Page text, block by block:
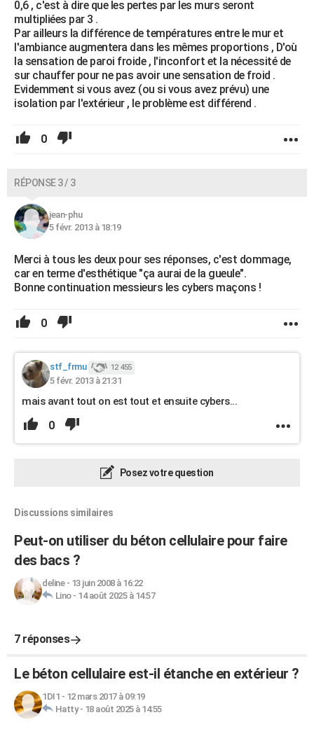
0,6 , c'est à dire que les pertes par les murs seront
multipliées par 3 .
Par ailleurs la différence de températures entre le mur et
l'ambiance augmentera dans les mêmes proportions , D'où
la sensation de paroi froide , l'inconfort et la nécessité de
sur chauffer pour ne pas avoir une sensation de froid .
Evidemment si vous avez (ou si vous avez prévu) une
isolation par l'extérieur , le problème est différend .
0
RÉPONSE 3 / 3
jean-phu
5 févr. 2013 à 18:19
Merci à tous les deux pour ses réponses, c'est dommage,
car en terme d'esthétique "ça aurai de la gueule".
Bonne continuation messieurs les cybers maçons !
0
stf_frmu 12 455
5 févr. 2013 à 21:31
mais avant tout on est tout et ensuite cybers...
0
Posez votre question
Discussions similaires
Peut-on utiliser du béton cellulaire pour faire
des bacs ?
deline- 13 juin 2008 à 16:22
Lino- 14 août 2025 à 14:57
7 réponses
Le béton cellulaire est-il étanche en extérieur ?
1DI1 - 12 mars 2017 à 09:19
Hatty- 18 août 2025 à 14:55